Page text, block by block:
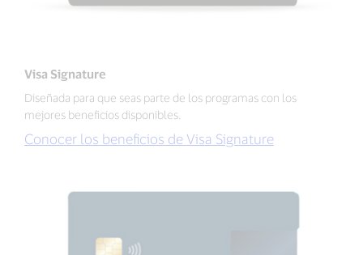
Visa Signature
Diseñada para que seas parte de los programas con los
mejores beneficios disponibles.
Conocer los beneficios de Visa Signature